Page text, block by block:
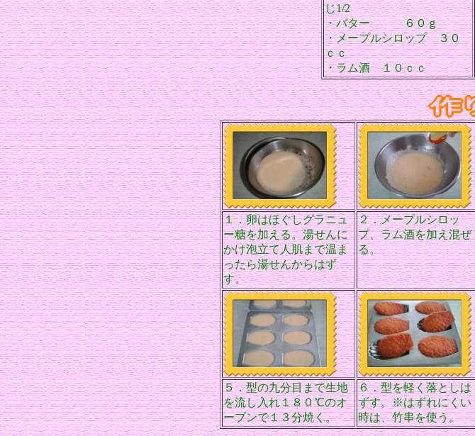
じ1/2
・バター ６０ｇ
・メープルシロップ ３０
ｃｃ
・ラム酒 １０ｃｃ
１．卵はほぐしグラニュ
ー糖を加える。湯せんに
かけ泡立て人肌まで温ま
ったら湯せんからはず
す。
２．メープルシロッ
プ、ラム酒を加え混ぜ
る。
５．型の九分目まで生地
を流し入れ１８０℃のオ
ーブンで１３分焼く。
６．型を軽く落としは
ずす。※はずれにくい
時は、竹串を使う。